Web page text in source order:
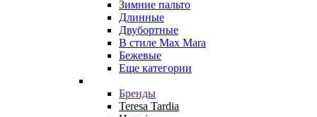
Зимние пальто
Длинные
Двубортные
В стиле Max Mara
Бежевые
Еще категории
Бренды
Teresa Tardia